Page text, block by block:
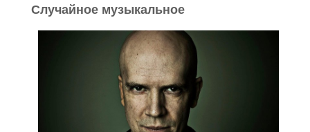
:Случайное музыкальное